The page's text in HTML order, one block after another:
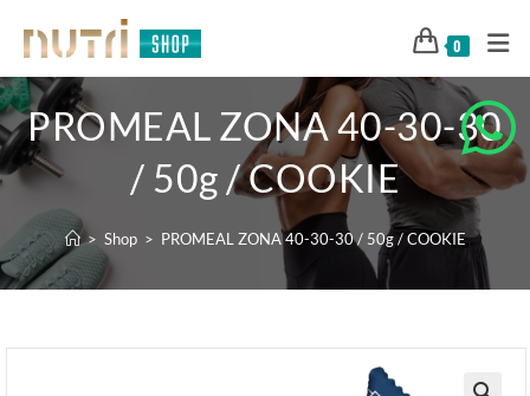
0
PROMEAL ZONA 40-30-30
/ 50g / COOKIE
> Shop > PROMEAL ZONA 40-30-30 / 50g / COOKIE